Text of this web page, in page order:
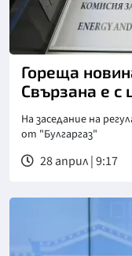
Гореща
Свързана е с
На заседание на
от "Булгаргаз"
28 април | 9:17